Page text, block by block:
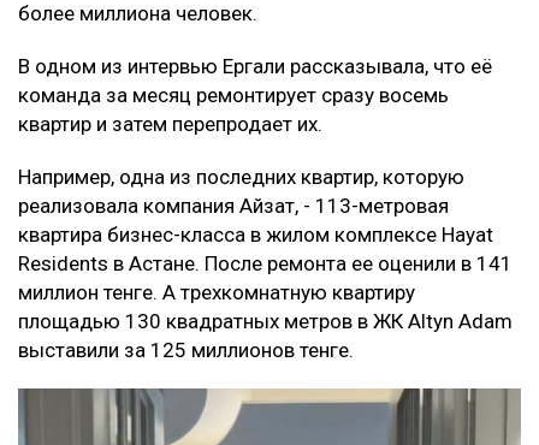
более миллиона человек.
В одном из интервью Ергали рассказывала, что её
команда за месяц ремонтирует сразу восемь
квартир и затем перепродает их.
Например, одна из последних квартир, которую
реализовала компания Айзат, - 113-метровая
квартира бизнес-класса в жилом комплексе Hayat
Residents в Астане. После ремонта ее оценили в 141
миллион тенге. А трехкомнатную квартиру
площадью 130 квадратных метров в ЖК Altyn Adam
выставили за 125 миллионов тенге.